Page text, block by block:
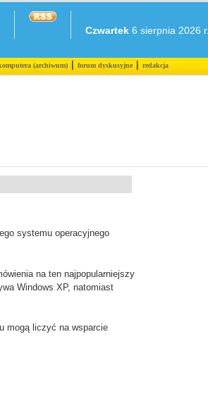
Czwartek 6 sierpnia 2026 r.
(archiwum)|forum dyskusyjne|redakcja
systemu operacyjnego
na ten najpopularniejszy
Windows XP, natomiast
mogą liczyć na wsparcie